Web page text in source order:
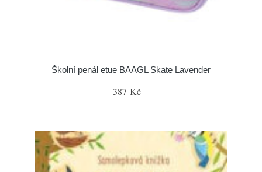
Školní penál etue BAAGL Skate Lavender
387 Kč